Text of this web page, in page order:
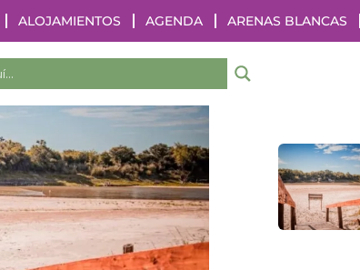
ALOJAMIENTOS AGENDA ARENAS BLANCAS